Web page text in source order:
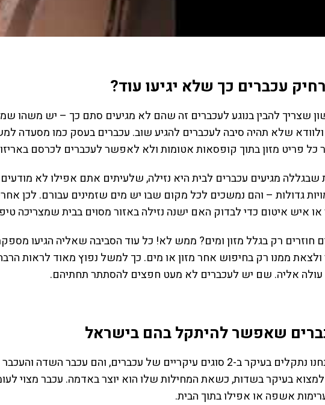
עכברים כך שלא יגיעו עוד?
שצריך להבין בנוגע לעכברים זה שהם לא מגיעים סתם כך – יש משהו
שלא תהיה סיבה לעכברים להגיע שוב. עכברים בעסק כמו מסעדה
כל פריט מזון בתוך קופסאות אטומות ולא לאפשר לעכברים לכרסם
שבגללה מגיעים עכברים לבית היא נזילה, שלעיתים אתם אפילו לא
גדולות – והם נמשכים לכל מקום שבו יש מים שזמינים עבורם. לכן
איש איטום כדי לבדוק האם ישנה נזילה באזור מסוים בבית שמצריכה
חוזרים רק בגלל מזון ומים? ממש לא! כל עוד הסביבה שאליה הגיעו
ולצאת ממנו רק בחיפוש אחר מזון או מים. כך למשל נפוץ מאוד לראות
עולה אליה. שם יש לעכברים לא מעט חפצים להסתתר תחתיהם.
שאפשר להיתקל בהם בישראל
בישראל אנחנו נתקלים בעיקר ב-2 סוגים עיקריים של עכברים, והם
בעיקר בשדות, כשאת המחילות שלו הוא יוצר באדמה. עכבר מצוי
אשפה או אפילו בתוך הבית.